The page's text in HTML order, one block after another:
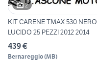
2
KIT CARENE TMAX 530 NERO
LUCIDO 25 PEZZI 2012 2014
439 €
Bernareggio(MB)